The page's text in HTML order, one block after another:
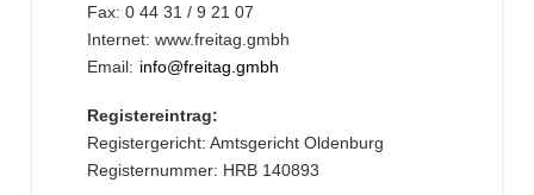
Fax: 0 44 31 / 9 21 07
Internet: www.freitag.gmbh
Email: info@freitag.gmbh
Registereintrag:
Registergericht: Amtsgericht Oldenburg
Registernummer: HRB 140893